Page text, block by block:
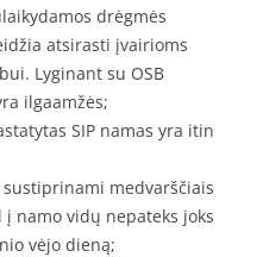
drėgmės
atsirasti įvairioms
Lyginant su OSB
ilgaamžės;
SIP namas yra itin
medvarščiais
namo vidų nepateks joks
vėjo dieną;